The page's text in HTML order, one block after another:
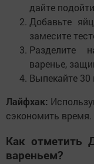
дайте
Добавьте
замесите
Разделите
варенье,
Выпекайте 30
Лайфхак:
сэкономить время.
Как отметить
вареньем?